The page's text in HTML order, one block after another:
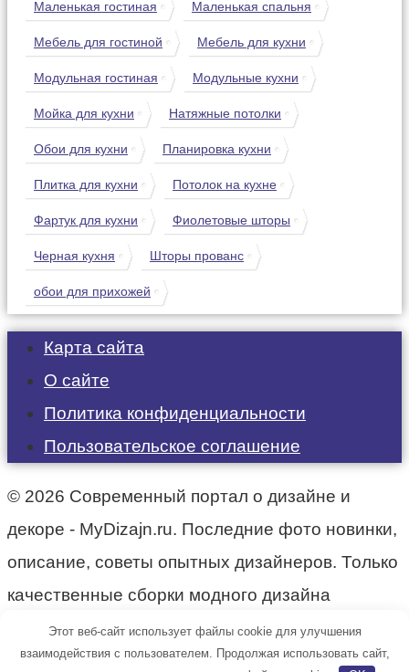
Маленькая гостиная Маленькая спальня
Мебель для гостиной Мебель для кухни
Модульная гостиная Модульные кухни
Мойка для кухни Натяжные потолки
Обои для кухни Планировка кухни
Плитка для кухни Потолок на кухне
Фартук для кухни Фиолетовые шторы
Черная кухня Шторы прованс
обои для прихожей
Карта сайта
О сайте
Политика конфиденциальности
Пользовательское соглашение
© 2026 Современный портал о дизайне и
декоре - MyDizajn.ru. Последние фото новинки,
описание, советы опытных дизайнеров. Только
качественные сборки модного дизайна
интерьера.
Этот веб-сайт использует файлы cookie для улучшения
взаимодействия с пользователем. Продолжая использовать сайт,